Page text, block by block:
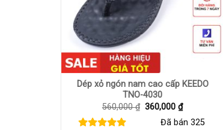
+
Dép xỏ ngón nam cao cấp KEEDO
TNO-4030
560,000₫ Giá
360,000₫Giá
hiện
tại
Đã bán 325